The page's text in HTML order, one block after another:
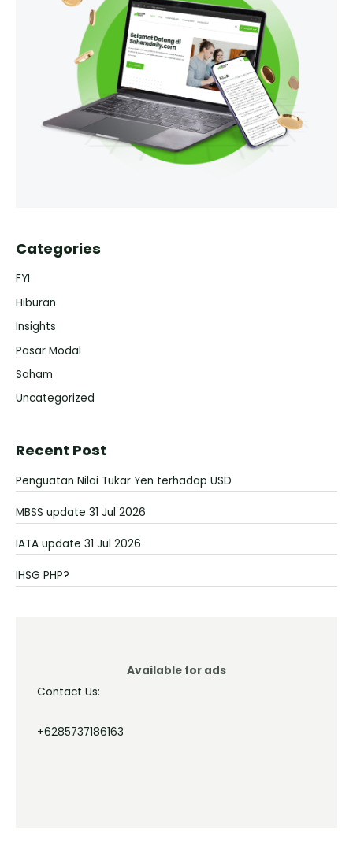
Categories
FYI
Hiburan
Insights
Pasar Modal
Saham
Uncategorized
Recent Post
Penguatan Nilai Tukar Yen terhadap USD
MBSS update 31 Jul 2026
IATA update 31 Jul 2026
IHSG PHP?
Available for ads
Contact Us:
+6285737186163